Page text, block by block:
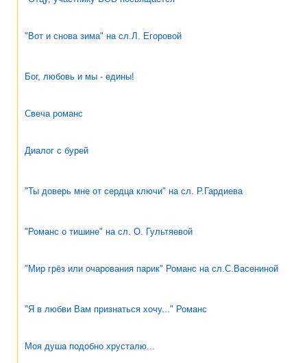
"Вот и снова зима" на сл.Л. Егоровой
Бог, любовь и мы - едины!
Свеча романс
Диалог с бурей
"Ты доверь мне от сердца ключи" на сл. Р.Гардиева
"Романс о тишине" на сл. О. Гультяевой
"Мир грёз или очарования парик" Романс на сл.С.Васениной
"Я в любви Вам признаться хочу..." Романс
Моя душа подобно хрусталю...